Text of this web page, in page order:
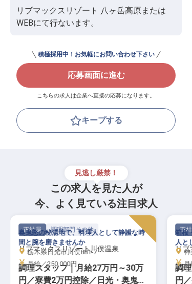
リブマックスリゾート 八ヶ岳高原または
WEBにて行ないます。
積極採用中！お気軽にお問い合わせ下さい
応募画面に進む
こちらの求人は企業へ直接の応募になります。
キープする
見逃し厳禁！
この求人を見た人が
今、よく見ている注目求人
正社員 調理部門その他
リブマックスリゾート川俣温泉
調理スタッフ｜月給27万円～30万
円／寮費2万円控除／日光・奥鬼怒
奥鬼怒の秘湯地で、料理人として静謐な時
間と腕を磨きませんか
栃木県日光市川俣881-7
月給／250,000円～
正社
リブ
調
円
箱根
人と
神
月